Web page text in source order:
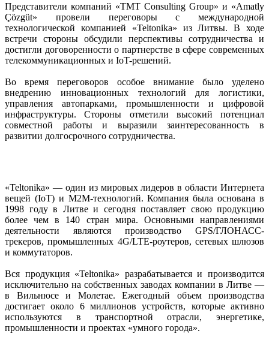
Представители компаний «TMT Consulting Group» и «Amatly
Çözgüt» провели переговоры с международной
технологической компанией «Teltonika» из Литвы. В ходе
встречи стороны обсудили перспективы сотрудничества и
достигли договоренности о партнерстве в сфере современных
телекоммуникационных и IoT-решений.
Во время переговоров особое внимание было уделено
внедрению инновационных технологий для логистики,
управления автопарками, промышленности и цифровой
инфраструктуры. Стороны отметили высокий потенциал
совместной работы и выразили заинтересованность в
развитии долгосрочного сотрудничества.
«Teltonika» — один из мировых лидеров в области Интернета
вещей (IoT) и M2M-технологий. Компания была основана в
1998 году в Литве и сегодня поставляет свою продукцию
более чем в 140 стран мира. Основными направлениями
деятельности являются производство GPS/ГЛОНАСС-
трекеров, промышленных 4G/LTE-роутеров, сетевых шлюзов
и коммутаторов.
Вся продукция «Teltonika» разрабатывается и производится
исключительно на собственных заводах компании в Литве —
в Вильнюсе и Молетае. Ежегодный объем производства
достигает около 6 миллионов устройств, которые активно
используются в транспортной отрасли, энергетике,
промышленности и проектах «умного города».